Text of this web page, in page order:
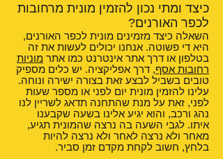
כיצד ומתי נכון להזמין מונית מרחובות
לכפר האורנים?
השאלה כיצד מזמינים מונית לכפר האורנים,
היא די פשוטה. אנחנו יכולים לעשות את זה
בטלפון או דרך אתר אינטרנט כמו אתר מוניות
רחובות אסף, דרך אפליקציה. יש כלים מספיק
טובים בשביל לבצע זאת בצורה ישירה ונוחה.
עלינו להזמין מונית יום לפני או מספר שעות
לפני, זאת על מנת שהתחנה תדאג לשריין לנו
נהג ורכב, והוא יגיע אלינו בשעה שקבענו
איתו. לגבי השעה בה נרצה שהמונית תגיע,
מאחר ולא נרצה לאחר ולא נרצה להיות
בלחץ, חשוב לקחת מקדם זמן סביר.